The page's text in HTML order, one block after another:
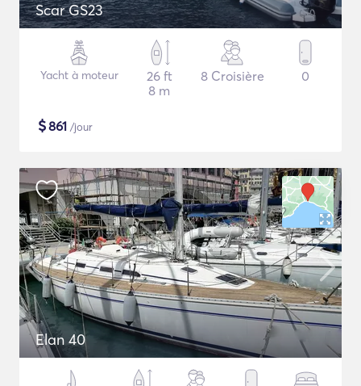
Scar GS23
Yacht à moteur
26 ft
8 m
8 Croisière 0
$861 /jour
Elan 40